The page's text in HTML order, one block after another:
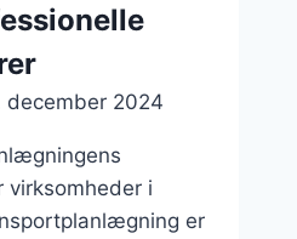
december 2024
virksomheder i
er